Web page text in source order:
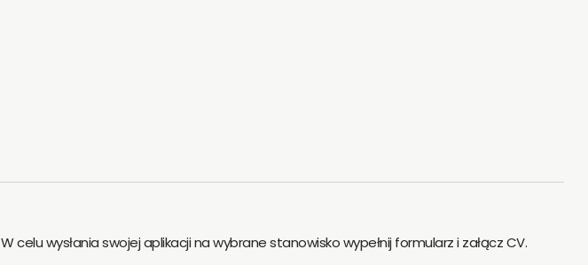
W celu wysłania swojej aplikacji na wybrane stanowisko wypełnij formularz i załącz CV.